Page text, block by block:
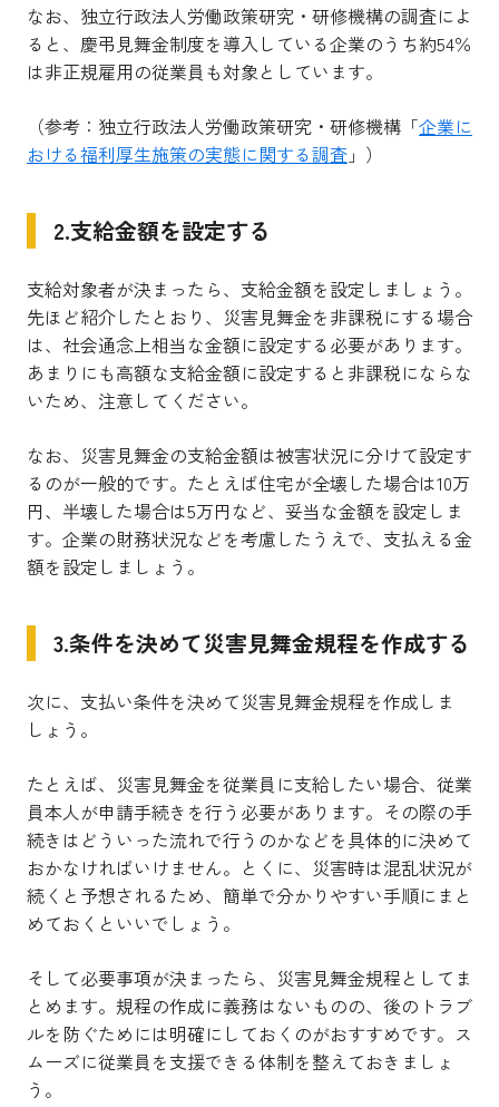
なお、独立行政法人労働政策研究・研修機構の調査によ
ると、慶弔見舞金制度を導入している企業のうち約54％
は非正規雇用の従業員も対象としています。
（参考：独立行政法人労働政策研究・研修機構「企業に
おける福利厚生施策の実態に関する調査 」）
2.支給金額を設定する
支給対象者が決まったら、支給金額を設定しましょう。
先ほど紹介したとおり、災害見舞金を非課税にする場合
は、社会通念上相当な金額に設定する必要があります。
あまりにも高額な支給金額に設定すると非課税にならな
いため、注意してください。
なお、災害見舞金の支給金額は被害状況に分けて設定す
るのが一般的です。たとえば住宅が全壊した場合は10万
円、半壊した場合は5万円など、妥当な金額を設定しま
す。企業の財務状況などを考慮したうえで、支払える金
額を設定しましょう。
3.条件を決めて災害見舞金規程を作成する
次に、支払い条件を決めて災害見舞金規程を作成しま
しょう。
たとえば、災害見舞金を従業員に支給したい場合、従業
員本人が申請手続きを行う必要があります。その際の手
続きはどういった流れで行うのかなどを具体的に決めて
おかなければいけません。とくに、災害時は混乱状況が
続くと予想されるため、簡単で分かりやすい手順にまと
めておくといいでしょう。
そして必要事項が決まったら、災害見舞金規程としてま
とめます。規程の作成に義務はないものの、後のトラブ
ルを防ぐためには明確にしておくのがおすすめです。ス
ムーズに従業員を支援できる体制を整えておきましょ
う。